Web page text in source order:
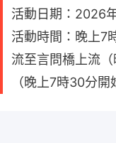
活動日期：2026
活動時間：晚上7
流至言問橋上流（
（晚上7時30分開